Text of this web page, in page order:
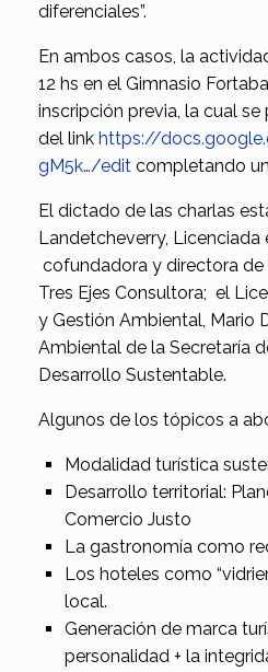
diferenciales”.
En ambos casos, la
12 hs en el Gimnasio
inscripción previa, la cual
del link https://
gM5k…/edit completando
El dictado de las charlas
Landetcheverry, Licenciada
cofundadora y directora
Tres Ejes Consultora; el
y Gestión Ambiental, Mario
Ambiental de la Secretaría
Desarrollo Sustentable.
Algunos de los tópicos a
Modalidad turística
Desarrollo territorial:
Comercio Justo
La gastronomía como
Los hoteles como
local.
Generación de marca
personalidad + la